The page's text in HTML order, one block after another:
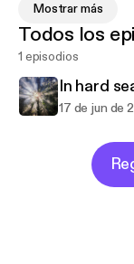
because we’re
emotion at
Interviews
Mostrar más
Todos los
1 episodios
In hard
17 de jun de